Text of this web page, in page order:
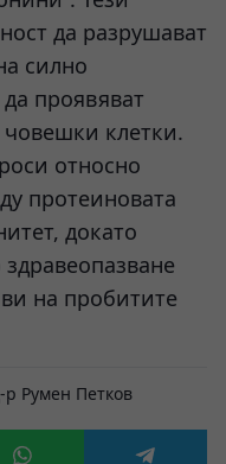
да разрушават
силно
проявяват
клетки.
относно
протеиновата
докато
на пробитите
Румен Петков